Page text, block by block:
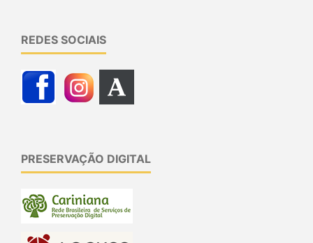
REDES SOCIAIS
PRESERVAÇÃO DIGITAL